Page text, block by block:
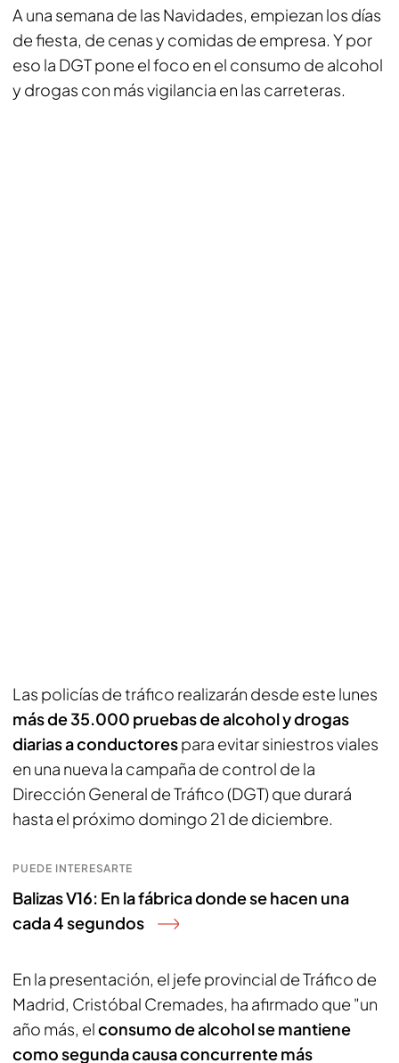
A una semana de las Navidades, empiezan los días
de fiesta, de cenas y comidas de empresa. Y por
eso la DGT pone el foco en el consumo de alcohol
y drogas con más vigilancia en las carreteras.
Las policías de tráfico realizarán desde este lunes
más de 35.000 pruebas de alcohol y drogas
diarias a conductorespara evitar siniestros viales
en una nueva la campaña de control de la
Dirección General de Tráfico (DGT) que durará
hasta el próximo domingo 21 de diciembre.
PUEDE INTERESARTE
Balizas V16: En la fábrica donde se hacen una
cada 4 segundos
En la presentación, el jefe provincial de Tráfico de
Madrid, Cristóbal Cremades, ha afirmado que "un
año más, elconsumo de alcohol se mantiene
como segunda causa concurrente más